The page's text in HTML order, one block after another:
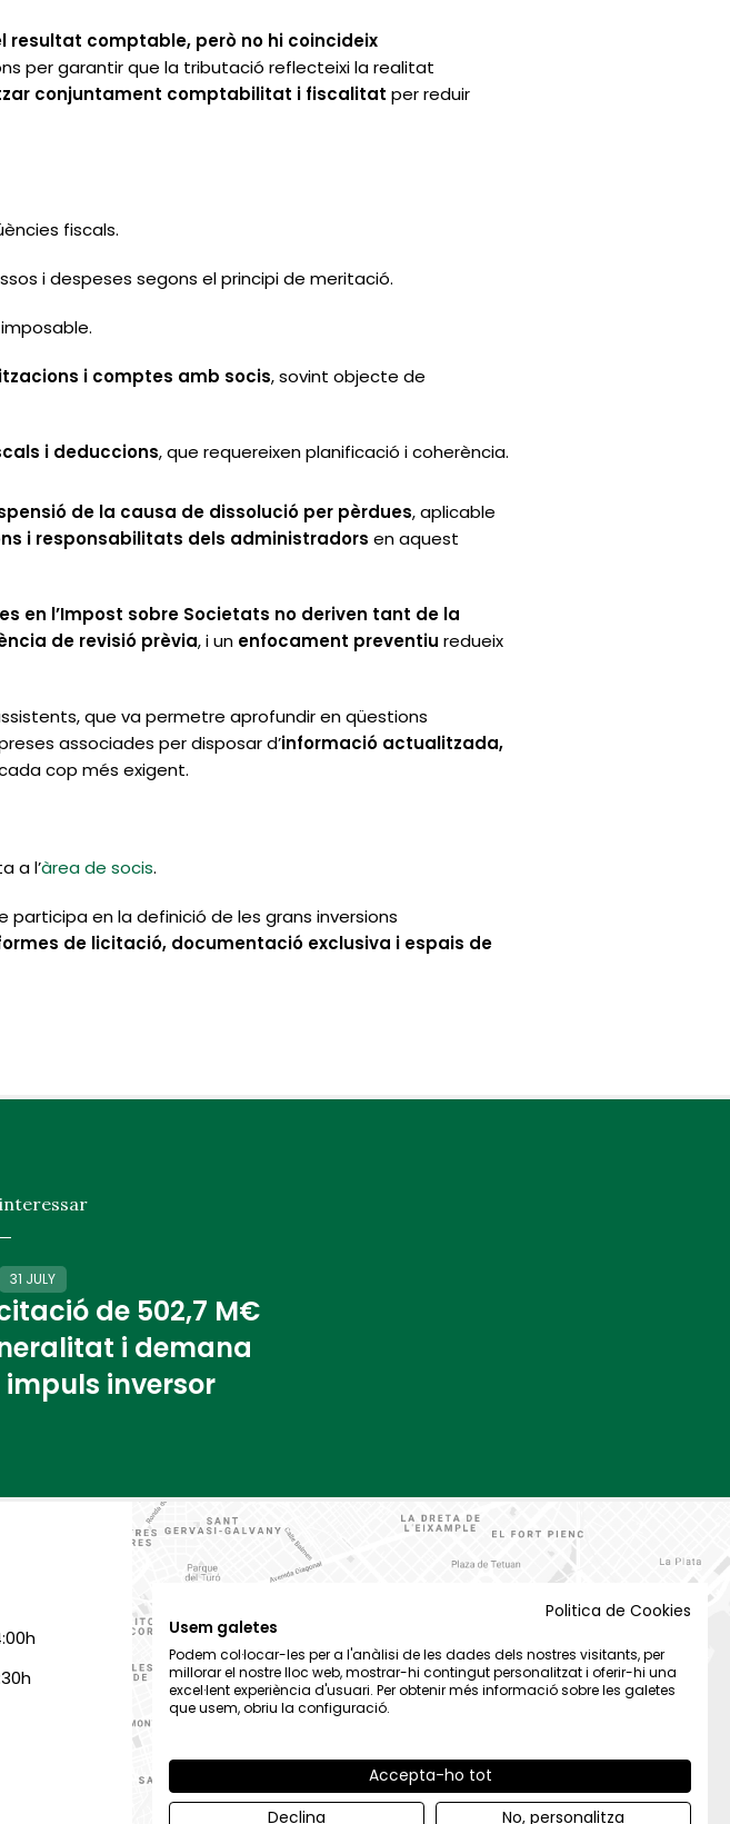
resultat comptable, però no hi coincideix
per garantir que la tributació reflecteixi la realitat
conjuntament comptabilitat i fiscalitat per reduir
fiscals.
i despeses segons el principi de meritació.
i comptes amb socis, sovint objecte de
i deduccions, que requereixen planificació i coherència.
de la causa de dissolució per pèrdues, aplicable
i responsabilitats dels administradors en aquest
en l’Impost sobre Societats no deriven tant de la
de revisió prèvia, i un enfocament preventiu redueix
que va permetre aprofundir en qüestions
associades per disposar d’informació actualitzada,
cop més exigent.
a l’àrea de socis.
en la definició de les grans inversions
de licitació, documentació exclusiva i espais de
31 JULY
de 502,7 M€
i demana
inversor
Politica de Cookies
Usem galetes
Podem col·locar-les per a l'anàlisi de les dades dels nostres visitants, per
millorar el nostre lloc web, mostrar-hi contingut personalitzat i oferir-hi una
excel·lent experiència d'usuari. Per obtenir més informació sobre les galetes
que usem, obriu la configuració.
Accepta-ho tot
Declina
No, personalitza